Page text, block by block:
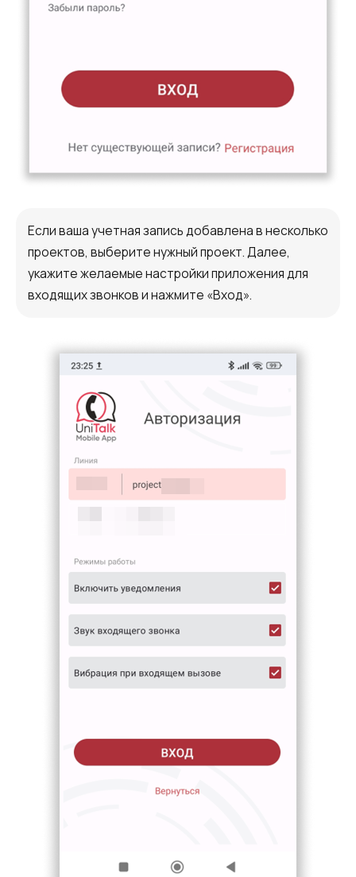
Если ваша учетная запись добавлена в несколько
проектов, выберите нужный проект. Далее,
укажите желаемые настройки приложения для
входящих звонков и нажмите «Вход».